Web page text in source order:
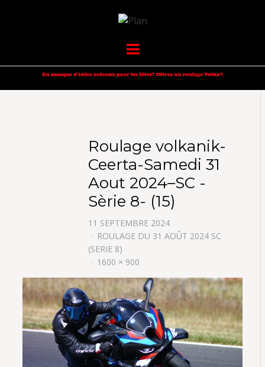
VOLKANIK-
ENDURANCE
Menu
Roulage volkanik-
Ceerta-Samedi 31
Aout 2024–SC -
Sèrie 8- (15)
11 SEPTEMBRE 2024
ROULAGE DU 31 AOÛT 2024 SC
(SERIE 8)
1600 × 900